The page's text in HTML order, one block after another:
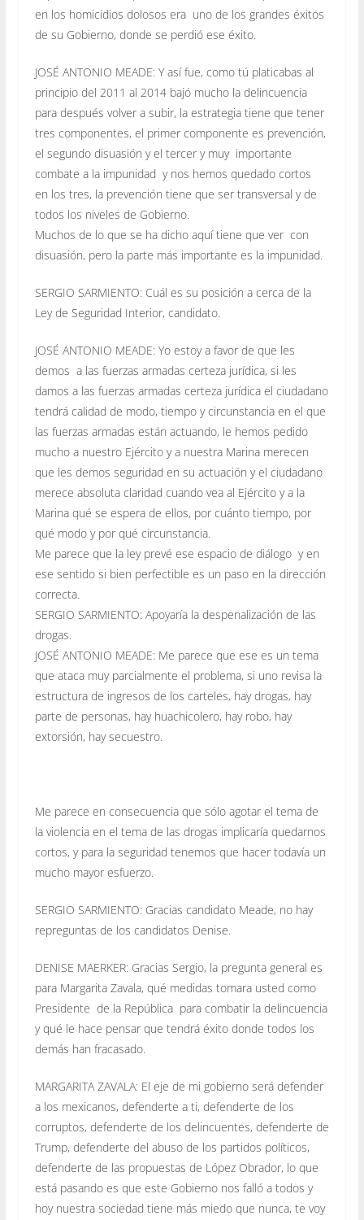
en los homicidios dolosos era uno de los grandes éxitos
de su Gobierno, donde se perdió ese éxito.
JOSÉ ANTONIO MEADE: Y así fue, como tú platicabas al
principio del 2011 al 2014 bajó mucho la delincuencia
para después volver a subir, la estrategia tiene que tener
tres componentes, el primer componente es prevención,
el segundo disuasión y el tercer y muy importante
combate a la impunidad y nos hemos quedado cortos
en los tres, la prevención tiene que ser transversal y de
todos los niveles de Gobierno.
Muchos de lo que se ha dicho aquí tiene que ver con
disuasión, pero la parte más importante es la impunidad.
SERGIO SARMIENTO: Cuál es su posición a cerca de la
Ley de Seguridad Interior, candidato.
JOSÉ ANTONIO MEADE: Yo estoy a favor de que les
demos a las fuerzas armadas certeza jurídica, si les
damos a las fuerzas armadas certeza jurídica el ciudadano
tendrá calidad de modo, tiempo y circunstancia en el que
las fuerzas armadas están actuando, le hemos pedido
mucho a nuestro Ejército y a nuestra Marina merecen
que les demos seguridad en su actuación y el ciudadano
merece absoluta claridad cuando vea al Ejército y a la
Marina qué se espera de ellos, por cuánto tiempo, por
qué modo y por qué circunstancia.
Me parece que la ley prevé ese espacio de diálogo y en
ese sentido si bien perfectible es un paso en la dirección
correcta.
SERGIO SARMIENTO: Apoyaría la despenalización de las
drogas.
JOSÉ ANTONIO MEADE: Me parece que ese es un tema
que ataca muy parcialmente el problema, si uno revisa la
estructura de ingresos de los carteles, hay drogas, hay
parte de personas, hay huachicolero, hay robo, hay
extorsión, hay secuestro.
Me parece en consecuencia que sólo agotar el tema de
la violencia en el tema de las drogas implicaría quedarnos
cortos, y para la seguridad tenemos que hacer todavía un
mucho mayor esfuerzo.
SERGIO SARMIENTO: Gracias candidato Meade, no hay
repreguntas de los candidatos Denise.
DENISE MAERKER: Gracias Sergio, la pregunta general es
para Margarita Zavala, qué medidas tomara usted como
Presidente de la República para combatir la delincuencia
y qué le hace pensar que tendrá éxito donde todos los
demás han fracasado.
MARGARITA ZAVALA: El eje de mi gobierno será defender
a los mexicanos, defenderte a ti, defenderte de los
corruptos, defenderte de los delincuentes, defenderte de
Trump, defenderte del abuso de los partidos políticos,
defenderte de las propuestas de López Obrador, lo que
está pasando es que este Gobierno nos falló a todos y
hoy nuestra sociedad tiene más miedo que nunca, te voy